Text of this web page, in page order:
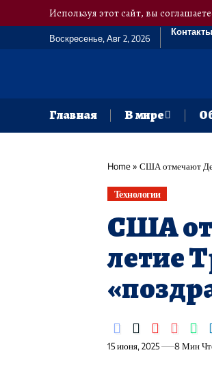
Используя этот сайт, вы
Воскресенье, Авг 2, 2026
Главная В мире
Home» США отмечают
Технологии
США
летие
15 июня, 2025 8 Мин